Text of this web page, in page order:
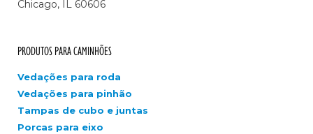
Chicago, IL 60606
PRODUTOS PARA CAMINHÕES
Vedações para roda
Vedações para pinhão
Tampas de cubo e juntas
Porcas para eixo